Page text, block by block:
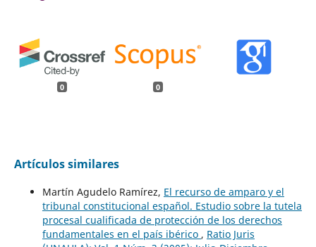
0 0
Artículos similares
Martín Agudelo Ramírez, El recurso de amparo y el
tribunal constitucional español. Estudio sobre la tutela
procesal cualificada de protección de los derechos
fundamentales en el país ibérico , Ratio Juris